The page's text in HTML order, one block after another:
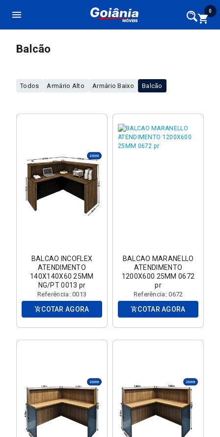
menu 0
shopping_cart
Balcão
Todos Armário Alto Armário Baixo Balcão
BALCAO INCOFLEX
ATENDIMENTO
140X140X60 25MM
NG/PT 0013 pr
Referência: 0013
add_shopping_cart COTAR AGORA
BALCAO MARANELLO
ATENDIMENTO
1200X600 25MM 0672
pr
Referência: 0672
add_shopping_cart COTAR AGORA